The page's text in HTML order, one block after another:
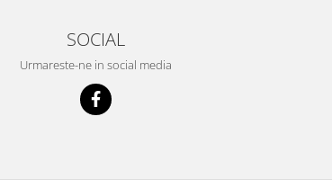
SOCIAL
Urmareste-ne in social media